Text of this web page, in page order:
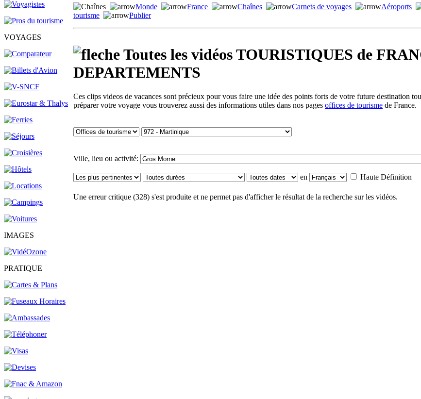
VOYAGES
IMAGES
PRATIQUE
Monde France Chaînes Carnets de voyages Aéroports
tourisme
Publier
Toutes les vidéos TOURISTIQUES de
DEPARTEMENTS
Ces clips videos de vacances sont précieux pour vous faire une idée des points forts de votre future destination
préparer votre voyage vous trouverez aussi des informations utiles dans nos pages offices de tourisme de France.
Ville, lieu ou activité:
en Haute Définition
Une erreur critique (328) s'est produite et ne permet pas d'afficher le résultat de la recherche sur les vidéos.